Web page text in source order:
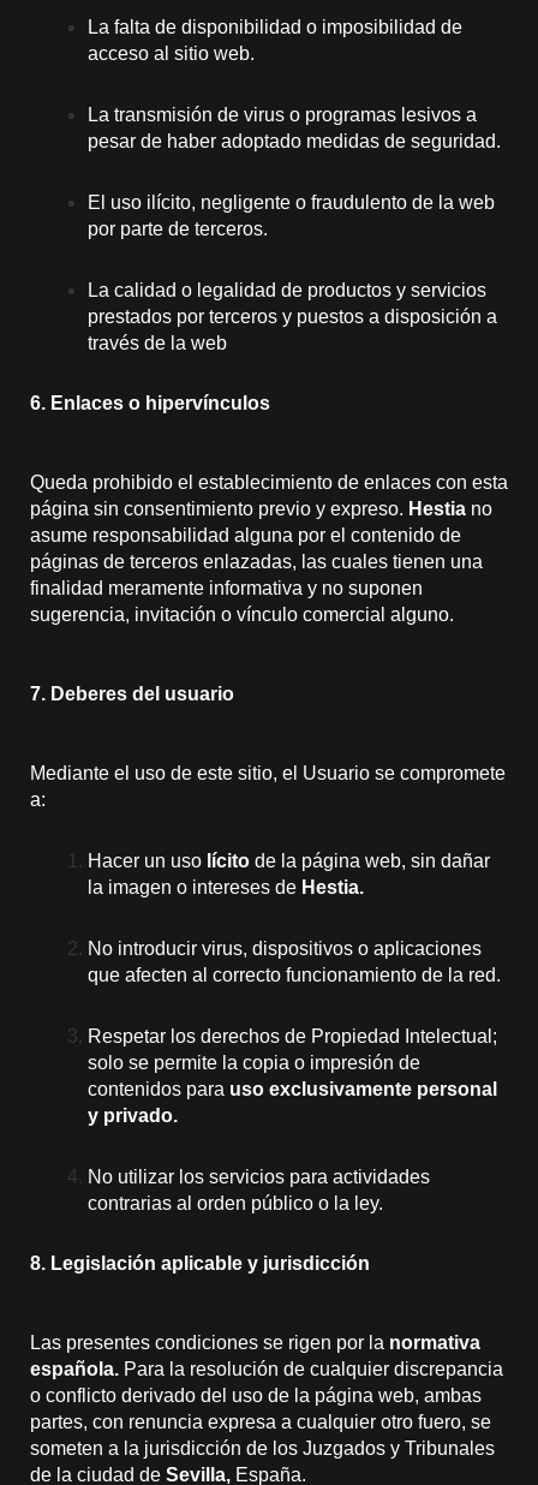
La falta de disponibilidad o imposibilidad de
acceso al sitio web.
La transmisión de virus o programas lesivos a
pesar de haber adoptado medidas de seguridad.
El uso ilícito, negligente o fraudulento de la web
por parte de terceros.
La calidad o legalidad de productos y servicios
prestados por terceros y puestos a disposición a
través de la web
6. Enlaces o hipervínculos
Queda prohibido el establecimiento de enlaces con esta
página sin consentimiento previo y expreso. Hestia no
asume responsabilidad alguna por el contenido de
páginas de terceros enlazadas, las cuales tienen una
finalidad meramente informativa y no suponen
sugerencia, invitación o vínculo comercial alguno.
7. Deberes del usuario
Mediante el uso de este sitio, el Usuario se compromete
a:
Hacer un uso lícito de la página web, sin dañar
la imagen o intereses de Hestia.
No introducir virus, dispositivos o aplicaciones
que afecten al correcto funcionamiento de la red.
Respetar los derechos de Propiedad Intelectual;
solo se permite la copia o impresión de
contenidos para uso exclusivamente personal
y privado.
No utilizar los servicios para actividades
contrarias al orden público o la ley.
8. Legislación aplicable y jurisdicción
Las presentes condiciones se rigen por la normativa
española. Para la resolución de cualquier discrepancia
o conflicto derivado del uso de la página web, ambas
partes, con renuncia expresa a cualquier otro fuero, se
someten a la jurisdicción de los Juzgados y Tribunales
de la ciudad de Sevilla, España.